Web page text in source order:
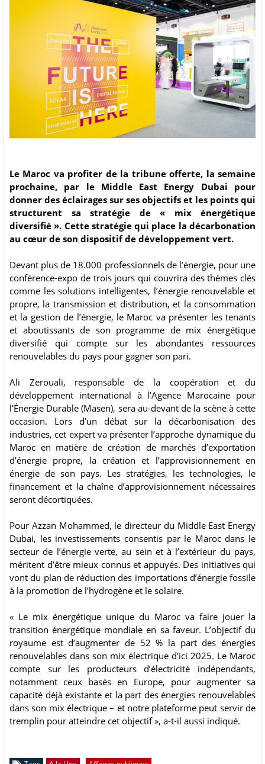
Le Maroc va profiter de la tribune offerte, la semaine
prochaine, par le Middle East Energy Dubai pour
donner des éclairages sur ses objectifs et les points qui
structurent sa stratégie de « mix énergétique
diversifié ». Cette stratégie qui place la décarbonation
au cœur de son dispositif de développement vert.
Devant plus de 18.000 professionnels de l’énergie, pour une
conférence-expo de trois jours qui couvrira des thèmes clés
comme les solutions intelligentes, l’énergie renouvelable et
propre, la transmission et distribution, et la consommation
et la gestion de l’énergie, le Maroc va présenter les tenants
et aboutissants de son programme de mix énergétique
diversifié qui compte sur les abondantes ressources
renouvelables du pays pour gagner son pari.
Ali Zerouali, responsable de la coopération et du
développement international à l’Agence Marocaine pour
l’Énergie Durable (Masen), sera au-devant de la scène à cette
occasion. Lors d’un débat sur la décarbonisation des
industries, cet expert va présenter l’approche dynamique du
Maroc en matière de création de marchés d’exportation
d’énergie propre, la création et l’approvisionnement en
énergie de son pays. Les stratégies, les technologies, le
financement et la chaîne d’approvisionnement nécessaires
seront décortiquées.
Pour Azzan Mohammed, le directeur du Middle East Energy
Dubai, les investissements consentis par le Maroc dans le
secteur de l’énergie verte, au sein et à l’extérieur du pays,
méritent d’être mieux connus et appuyés. Des initiatives qui
vont du plan de réduction des importations d’énergie fossile
à la promotion de l’hydrogène et le solaire.
« Le mix énergétique unique du Maroc va faire jouer la
transition énergétique mondiale en sa faveur. L’objectif du
royaume est d’augmenter de 52 % la part des énergies
renouvelables dans son mix électrique d’ici 2025. Le Maroc
compte sur les producteurs d’électricité indépendants,
notamment ceux basés en Europe, pour augmenter sa
capacité déjà existante et la part des énergies renouvelables
dans son mix électrique – et notre plateforme peut servir de
tremplin pour atteindre cet objectif », a-t-il aussi indiqué.